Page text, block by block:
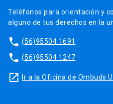
Teléfonos para orientación y
alguno de tus derechos en la
phone (56)95504 1691
phone (56)95504 1247
launch Ir a la Oficina de Ombuds